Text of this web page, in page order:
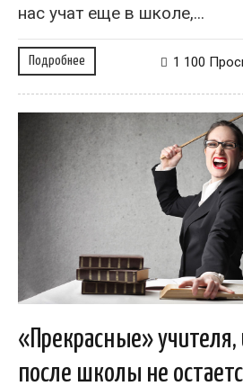
нас учат еще в школе,...
Подробнее 1 100
«Прекрасные»
после школы не